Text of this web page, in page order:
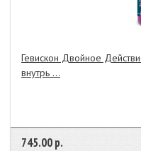
Гевискон Двойное
внутрь ...
745.00 р.